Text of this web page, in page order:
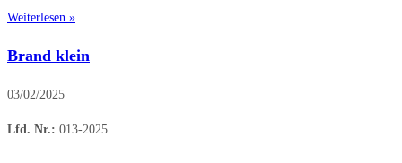
Weiterlesen »
Brand klein
03/02/2025
Lfd. Nr.: 013-2025